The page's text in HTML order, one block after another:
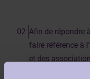
Afin de répondre
faire référence à
et des